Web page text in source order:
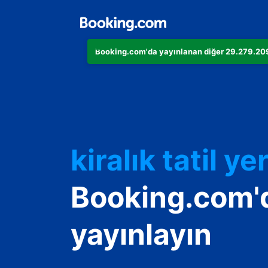
Booking.com'da yayınlanan diğer
kiralık tatil
Konukevinizi
Oda ve
yayınlayın